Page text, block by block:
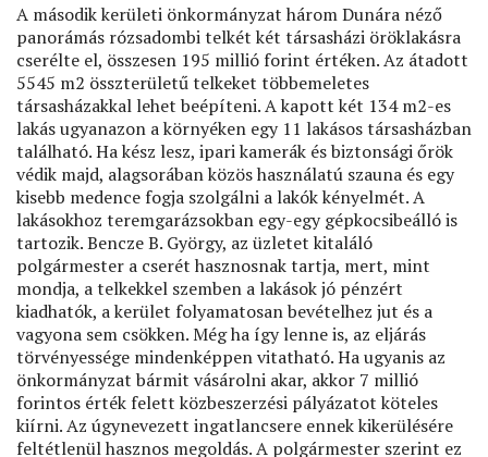
A második kerületi önkormányzat három Dunára néző
panorámás rózsadombi telkét két társasházi öröklakásra
cserélte el, összesen 195 millió forint értéken. Az átadott
5545 m2 összterületű telkeket többemeletes
társasházakkal lehet beépíteni. A kapott két 134 m2-es
lakás ugyanazon a környéken egy 11 lakásos társasházban
található. Ha kész lesz, ipari kamerák és biztonsági őrök
védik majd, alagsorában közös használatú szauna és egy
kisebb medence fogja szolgálni a lakók kényelmét. A
lakásokhoz teremgarázsokban egy-egy gépkocsibeálló is
tartozik. Bencze B. György, az üzletet kitaláló
polgármester a cserét hasznosnak tartja, mert, mint
mondja, a telkekkel szemben a lakások jó pénzért
kiadhatók, a kerület folyamatosan bevételhez jut és a
vagyona sem csökken. Még ha így lenne is, az eljárás
törvényessége mindenképpen vitatható. Ha ugyanis az
önkormányzat bármit vásárolni akar, akkor 7 millió
forintos érték felett közbeszerzési pályázatot köteles
kiírni. Az úgynevezett ingatlancsere ennek kikerülésére
feltétlenül hasznos megoldás. A polgármester szerint ez